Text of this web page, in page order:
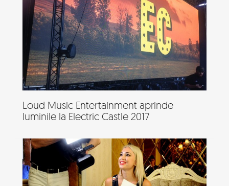
Loud Music Entertainment aprinde
luminile la Electric Castle 2017